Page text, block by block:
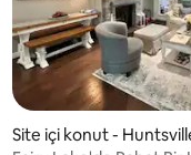
Site içi konut -